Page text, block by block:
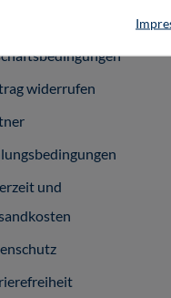
widerrufen
und